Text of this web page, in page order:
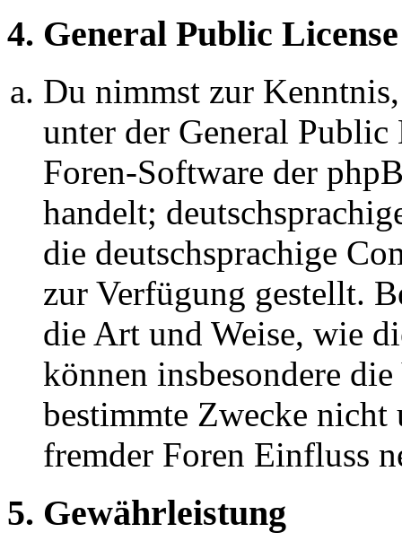
4. General Public License
Du nimmst zur
unter der General
Foren-Software der
handelt;
die deutschsprachige
zur Verfügung gestellt.
die Art und Weise, wie
können insbesondere
bestimmte Zwecke nicht
fremder Foren Einfluss
5. Gewährleistung